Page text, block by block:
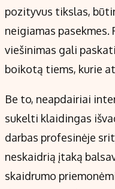
pozityvus tikslas,
neigiamas pasekmes.
viešinimas gali
boikotą tiems, kurie
Be to, neapdairiai
sukelti klaidingas
darbas profesinėje
neskaidrią įtaką
skaidrumo